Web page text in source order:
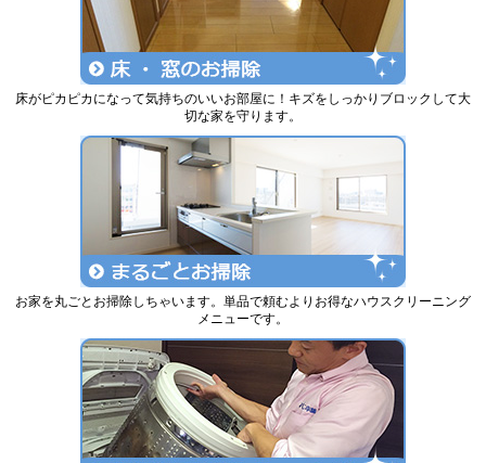
床がピカピカになって気持ちのいいお部屋に！キズをしっかりブロックして大
切な家を守ります。
お家を丸ごとお掃除しちゃいます。単品で頼むよりお得なハウスクリーニング
メニューです。